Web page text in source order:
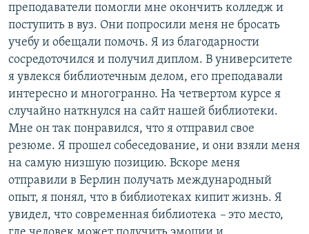
преподаватели помогли мне окончить колледж и
поступить в вуз. Они попросили меня не бросать
учебу и обещали помочь. Я из благодарности
сосредоточился и получил диплом. В университете
я увлекся библиотечным делом, его преподавали
интересно и многогранно. На четвертом курсе я
случайно наткнулся на сайт нашей библиотеки.
Мне он так понравился, что я отправил свое
резюме. Я прошел собеседование, и они взяли меня
на самую низшую позицию. Вскоре меня
отправили в Берлин получать международный
опыт, я понял, что в библиотеках кипит жизнь. Я
увидел, что современная библиотека – это место,